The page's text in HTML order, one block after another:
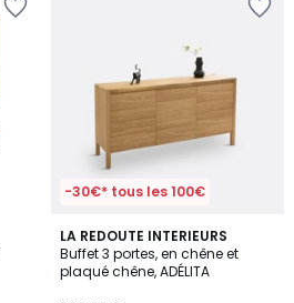
-30€* tous les 100€
LA REDOUTE INTERIEURS
Buffet 3 portes, en chêne et
plaqué chêne, ADÉLITA
4,1
/ 5